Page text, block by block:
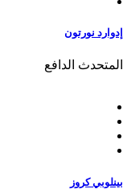
إدوارد نورتون
المتحدث الدافع
بينلوبي كروز